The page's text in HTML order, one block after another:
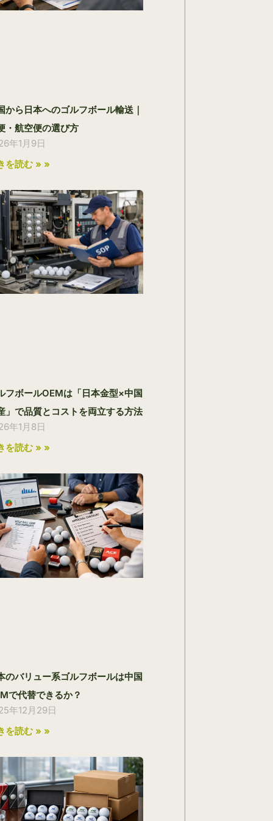
から日本へのゴルフボール輸送｜
・航空便の選び方
年1月9日
を読む » »
フボールOEMは「日本金型×中国
」で品質とコストを両立する方法
年1月8日
を読む » »
のバリュー系ゴルフボールは中国
で代替できるか？
年12月29日
を読む » »